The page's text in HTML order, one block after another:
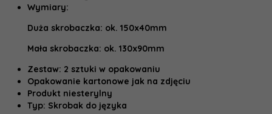
Wymiary:
Duża skrobaczka: ok. 150x40mm
Mała skrobaczka: ok. 130x90mm
Zestaw: 2 sztuki w opakowaniu
Opakowanie kartonowe jak na zdjęciu
Produkt niesterylny
Typ: Skrobak do języka